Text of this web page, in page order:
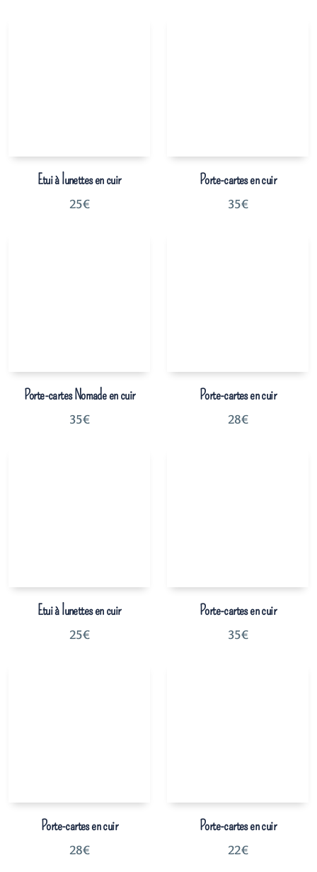
Etui à lunettes en cuir
25€
Porte-cartes en cuir
35€
Porte-cartes Nomade en cuir
35€
Porte-cartes en cuir
28€
Etui à lunettes en cuir
25€
Porte-cartes en cuir
35€
Porte-cartes en cuir
28€
Porte-cartes en cuir
22€